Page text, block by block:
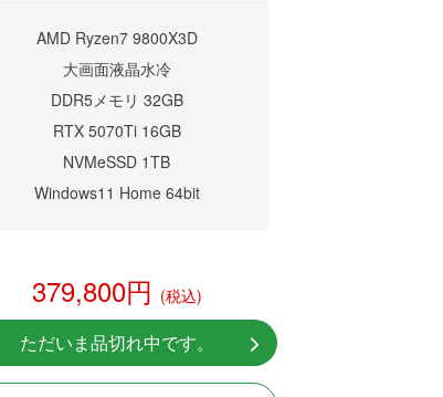
AMD Ryzen7 9800X3D
大画面液晶水冷
DDR5メモリ 32GB
RTX 5070Ti 16GB
NVMeSSD 1TB
Windows11 Home 64bit
379,800円 (税込)
ただいま品切れ中です。